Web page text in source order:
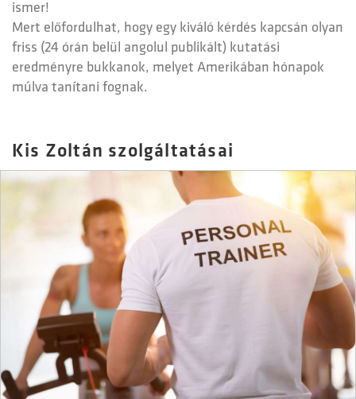
ismer!
Mert előfordulhat, hogy egy kiváló kérdés kapcsán olyan
friss (24 órán belül angolul publikált) kutatási
eredményre bukkanok, melyet Amerikában hónapok
múlva tanítani fognak.
Kis Zoltán szolgáltatásai